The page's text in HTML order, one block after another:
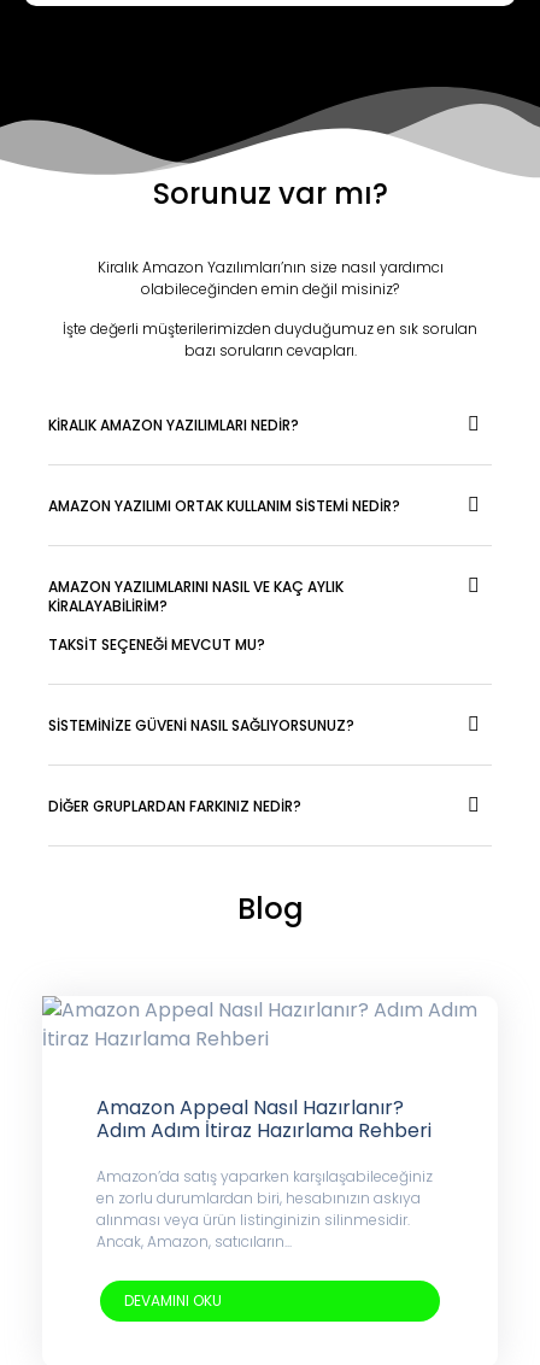
Sorunuz var mı?
Kiralık Amazon Yazılımları’nın size nasıl yardımcı
olabileceğinden emin değil misiniz?
İşte değerli müşterilerimizden duyduğumuz en sık sorulan
bazı soruların cevapları.
KİRALIK AMAZON YAZILIMLARI NEDİR?
AMAZON YAZILIMI ORTAK KULLANIM SİSTEMİ NEDİR?
AMAZON YAZILIMLARINI NASIL VE KAÇ AYLIK
KİRALAYABİLİRİM?
TAKSİT SEÇENEĞİ MEVCUT MU?
SİSTEMİNİZE GÜVENİ NASIL SAĞLIYORSUNUZ?
DİĞER GRUPLARDAN FARKINIZ NEDİR?
Blog
Amazon Appeal Nasıl Hazırlanır?
Adım Adım İtiraz Hazırlama Rehberi
Amazon’da satış yaparken karşılaşabileceğiniz
en zorlu durumlardan biri, hesabınızın askıya
alınması veya ürün listinginizin silinmesidir.
Ancak, Amazon, satıcıların...
DEVAMINI OKU